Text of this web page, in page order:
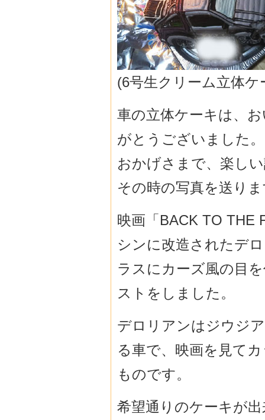
(6号生クリーム立体ケ
車の立体ケーキは、
がとうございました。
おかげさまで、楽し
その時の写真を送り
映画「BACK TO THE
シンに改造されたデ
ラスにカーズ風の目
ストをしました。
デロリアンはジウジ
る車で、映画を見て
ものです。
希望通りのケーキが